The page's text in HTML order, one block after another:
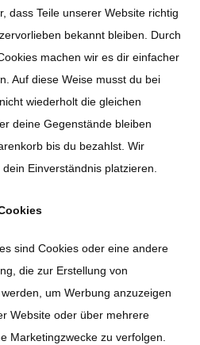
dass Teile unserer Website richtig
bekannt bleiben. Durch
machen wir es dir einfacher
Auf diese Weise musst du bei
wiederholt die gleichen
deine Gegenstände bleiben
bis du bezahlst. Wir
Einverständnis platzieren.
sind Cookies oder eine andere
die zur Erstellung von
um Werbung anzuzeigen
Website oder über mehrere
Marketingzwecke zu verfolgen.